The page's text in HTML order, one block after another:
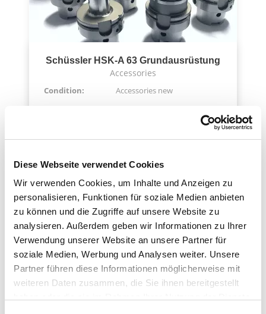
Diese Webseite verwendet Cookies
Wir verwenden Cookies, um Inhalte und Anzeigen zu
personalisieren, Funktionen für soziale Medien anbieten
zu können und die Zugriffe auf unsere Website zu
analysieren. Außerdem geben wir Informationen zu Ihrer
Verwendung unserer Website an unsere Partner für
soziale Medien, Werbung und Analysen weiter. Unsere
Partner führen diese Informationen möglicherweise mit
weiteren Daten zusammen, die Sie ihnen bereitgestellt
Schüssler HSK-A 63 Grundausrüstung
Accessories
Condition: Accessories new